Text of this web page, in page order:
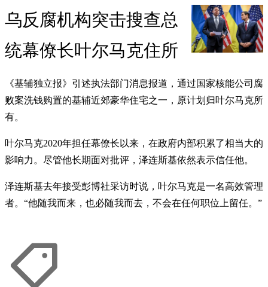
乌反腐机构突击搜查总
统幕僚长叶尔马克住所
《基辅独立报》引述执法部门消息报道，通过国家核能公司腐
败案洗钱购置的基辅近郊豪华住宅之一，原计划归叶尔马克所
有。
叶尔马克2020年担任幕僚长以来，在政府内部积累了相当大的
影响力。尽管他长期面对批评，泽连斯基依然表示信任他。
泽连斯基去年接受彭博社采访时说，叶尔马克是一名高效管理
者。“他随我而来，也必随我而去，不会在任何职位上留任。”